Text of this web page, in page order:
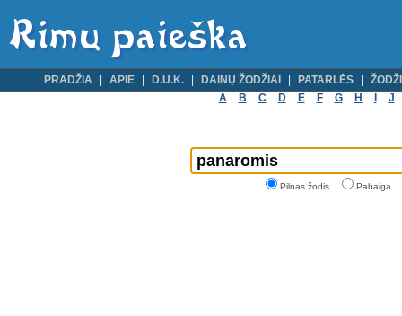
PRADŽIA APIE D.U.K. DAINŲ ŽODŽIAI PATARLĖS
A
B C D E F G H J
Pilnas žodis Pabaiga